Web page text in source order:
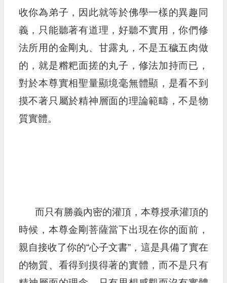
收你為弟子，因此就等於佛學一樣的異趣同
義，只能聽著有道理，好聽不實用，你們修
法所用的金剛丸、甘露丸，不是五穢五肉做
的，就是糌粑面搓的丸子，修法加持而已，
對於本尊實相聖量顯境毫無體顯，是看不到
摸不著只屬於精神層面的理論範疇，不是物
質實體。
而只有勝義內密的灌頂，本尊授承灌頂的
時候，本尊金剛菩薩當下出現在你的面前，
親自接收了你的“心子文書”，這是具備了實在
的物質、看得到摸得著的實體，而不是只有